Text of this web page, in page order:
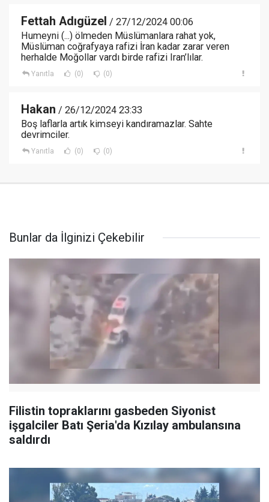
Fettah Adıgüzel / 27/12/2024 00:06
Humeyni (...) ölmeden Müslümanlara rahat yok,
Müslüman coğrafyaya rafizi İran kadar zarar veren
herhalde Moğollar vardı birde rafizi Iran’lılar.
Yanıtla (0) (0)
Hakan / 26/12/2024 23:33
Boş laflarla artık kimseyi kandıramazlar. Sahte
devrimciler.
Yanıtla (0) (0)
Bunlar da İlginizi Çekebilir
Filistin topraklarını gasbeden Siyonist
işgalciler Batı Şeria'da Kızılay ambulansına
saldırdı